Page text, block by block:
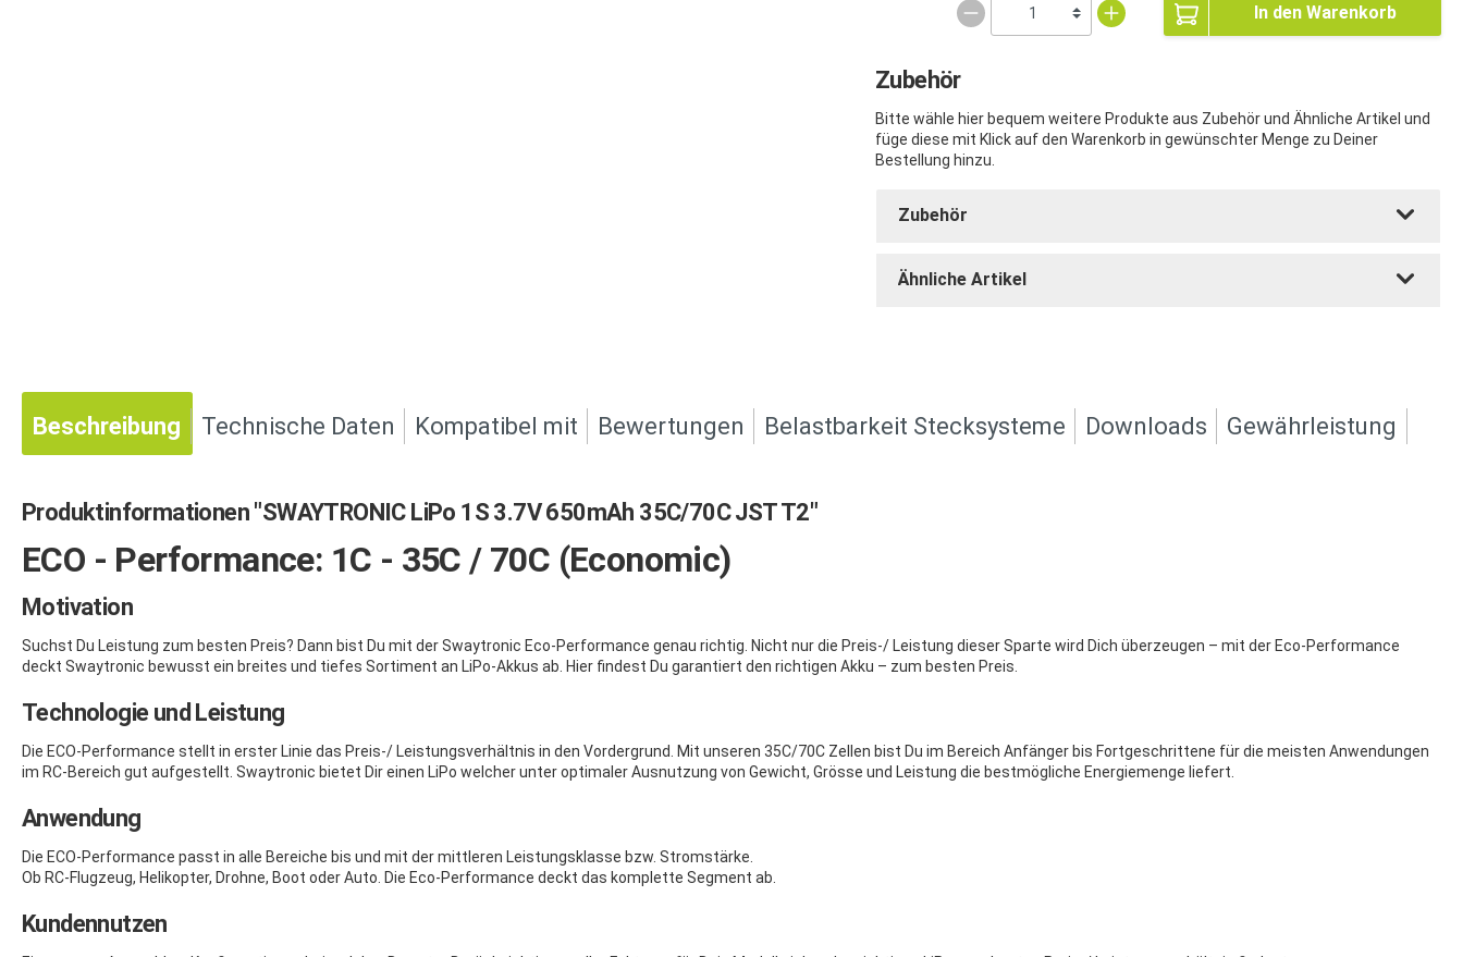
In den Warenkorb
Zubehör
Bitte wähle hier bequem weitere Produkte aus Zubehör und Ähnliche Artikel und
füge diese mit Klick auf den Warenkorb in gewünschter Menge zu Deiner
Bestellung hinzu.
Zubehör
Ähnliche Artikel
Beschreibung Technische Daten Kompatibel mit Bewertungen Belastbarkeit Stecksysteme Downloads Gewährleistung
Produktinformationen "SWAYTRONIC LiPo 1S 3.7V 650mAh 35C/70C JST T2"
ECO - Performance: 1C - 35C / 70C (Economic)
Motivation
Suchst Du Leistung zum besten Preis? Dann bist Du mit der Swaytronic Eco-Performance genau richtig. Nicht nur die Preis-/ Leistung dieser Sparte wird Dich überzeugen – mit der Eco-Performance
deckt Swaytronic bewusst ein breites und tiefes Sortiment an LiPo-Akkus ab. Hier findest Du garantiert den richtigen Akku – zum besten Preis.
Technologie und Leistung
Die ECO-Performance stellt in erster Linie das Preis-/ Leistungsverhältnis in den Vordergrund. Mit unseren 35C/70C Zellen bist Du im Bereich Anfänger bis Fortgeschrittene für die meisten Anwendungen
im RC-Bereich gut aufgestellt. Swaytronic bietet Dir einen LiPo welcher unter optimaler Ausnutzung von Gewicht, Grösse und Leistung die bestmögliche Energiemenge liefert.
Anwendung
Die ECO-Performance passt in alle Bereiche bis und mit der mittleren Leistungsklasse bzw. Stromstärke.
Ob RC-Flugzeug, Helikopter, Drohne, Boot oder Auto. Die Eco-Performance deckt das komplette Segment ab.
Kundennutzen